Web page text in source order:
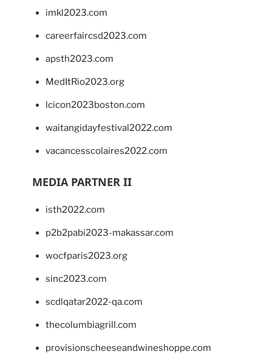
imkl2023.com
careerfaircsd2023.com
apsth2023.com
MedItRio2023.org
lcicon2023boston.com
waitangidayfestival2022.com
vacancesscolaires2022.com
MEDIA PARTNER II
isth2022.com
p2b2pabi2023-makassar.com
wocfparis2023.org
sinc2023.com
scdlqatar2022-qa.com
thecolumbiagrill.com
provisionscheeseandwineshoppe.com